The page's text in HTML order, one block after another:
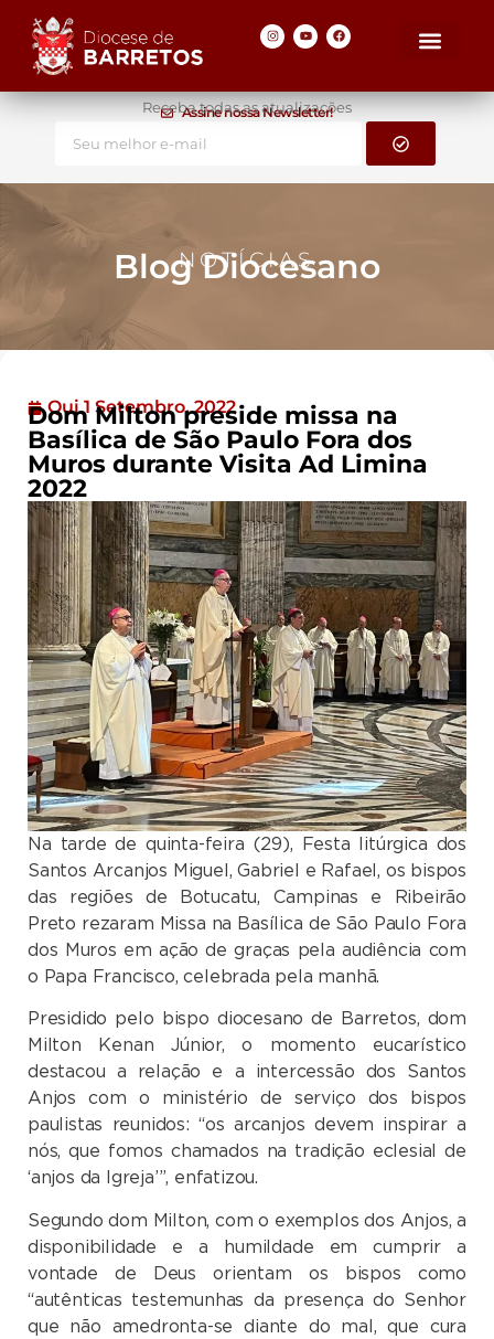
Assine nossa Newsletter!
Receba todas as atualizações
NOTÍCIAS
Blog Diocesano
Qui 1 Setembro, 2022
Dom Milton preside missa na
Basílica de São Paulo Fora dos
Muros durante Visita Ad Limina
2022
Na tarde de quinta-feira (29), Festa litúrgica dos
Santos Arcanjos Miguel, Gabriel e Rafael, os bispos
das regiões de Botucatu, Campinas e Ribeirão
Preto rezaram Missa na Basílica de São Paulo Fora
dos Muros em ação de graças pela audiência com
o Papa Francisco, celebrada pela manhã.
Presidido pelo bispo diocesano de Barretos, dom
Milton Kenan Júnior, o momento eucarístico
destacou a relação e a intercessão dos Santos
Anjos com o ministério de serviço dos bispos
paulistas reunidos: “os arcanjos devem inspirar a
nós, que fomos chamados na tradição eclesial de
‘anjos da Igreja’”, enfatizou.
Segundo dom Milton, com o exemplos dos Anjos, a
disponibilidade e a humildade em cumprir a
vontade de Deus orientam os bispos como
“autênticas testemunhas da presença do Senhor
que não amedronta-se diante do mal, que cura